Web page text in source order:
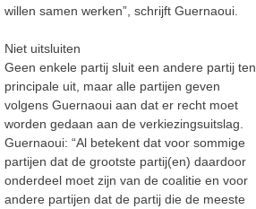
willen samen werken”, schrijft Guernaoui.
Niet uitsluiten
Geen enkele partij sluit een andere partij ten
principale uit, maar alle partijen geven
volgens Guernaoui aan dat er recht moet
worden gedaan aan de verkiezingsuitslag.
Guernaoui: “Al betekent dat voor sommige
partijen dat de grootste partij(en) daardoor
onderdeel moet zijn van de coalitie en voor
andere partijen dat de partij die de meeste